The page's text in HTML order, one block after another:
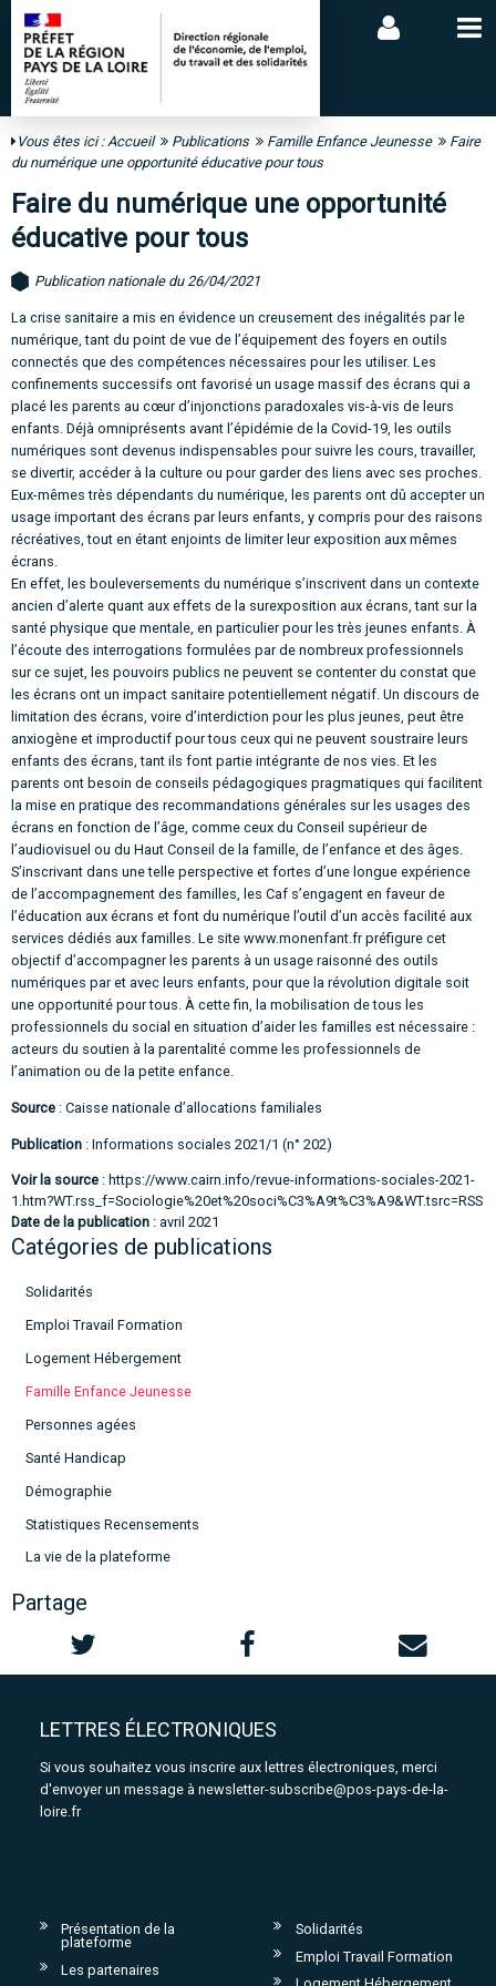
Vous êtes ici :Accueil Publications Famille Enfance Jeunesse
Faire
du numérique une opportunité éducative pour tous
Faire du numérique une opportunité
éducative pour tous
Publication nationale du 26/04/2021
La crise sanitaire a mis en évidence un creusement des inégalités par le
numérique, tant du point de vue de l’équipement des foyers en outils
connectés que des compétences nécessaires pour les utiliser. Les
confinements successifs ont favorisé un usage massif des écrans qui a
placé les parents au cœur d’injonctions paradoxales vis-à-vis de leurs
enfants. Déjà omniprésents avant l’épidémie de la Covid-19, les outils
numériques sont devenus indispensables pour suivre les cours, travailler,
se divertir, accéder à la culture ou pour garder des liens avec ses proches.
Eux-mêmes très dépendants du numérique, les parents ont dû accepter un
usage important des écrans par leurs enfants, y compris pour des raisons
récréatives, tout en étant enjoints de limiter leur exposition aux mêmes
écrans.
En effet, les bouleversements du numérique s’inscrivent dans un contexte
ancien d’alerte quant aux effets de la surexposition aux écrans, tant sur la
santé physique que mentale, en particulier pour les très jeunes enfants. À
l’écoute des interrogations formulées par de nombreux professionnels
sur ce sujet, les pouvoirs publics ne peuvent se contenter du constat que
les écrans ont un impact sanitaire potentiellement négatif. Un discours de
limitation des écrans, voire d’interdiction pour les plus jeunes, peut être
anxiogène et improductif pour tous ceux qui ne peuvent soustraire leurs
enfants des écrans, tant ils font partie intégrante de nos vies. Et les
parents ont besoin de conseils pédagogiques pragmatiques qui facilitent
la mise en pratique des recommandations générales sur les usages des
écrans en fonction de l’âge, comme ceux du Conseil supérieur de
l’audiovisuel ou du Haut Conseil de la famille, de l’enfance et des âges.
S’inscrivant dans une telle perspective et fortes d’une longue expérience
de l’accompagnement des familles, les Caf s’engagent en faveur de
l’éducation aux écrans et font du numérique l’outil d’un accès facilité aux
services dédiés aux familles. Le site www.monenfant.frpréfigure cet
objectif d’accompagner les parents à un usage raisonné des outils
numériques par et avec leurs enfants, pour que la révolution digitale soit
une opportunité pour tous. À cette fin, la mobilisation de tous les
professionnels du social en situation d’aider les familles est nécessaire :
acteurs du soutien à la parentalité comme les professionnels de
l’animation ou de la petite enfance.
Source : Caisse nationale d’allocations familiales
Publication : Informations sociales 2021/1 (n° 202)
Voir la source : https://www.cairn.info/revue-informations-sociales-2021-
1.htm?WT.rss_f=Sociologie%20et%20soci%C3%A9t%C3%A9&WT.tsrc=RSS
Date de la publication : avril 2021
Catégories de publications
Solidarités
Emploi Travail Formation
Logement Hébergement
Famille Enfance Jeunesse
Personnes agées
Santé Handicap
Démographie
Statistiques Recensements
La vie de la plateforme
Partage
LETTRES ÉLECTRONIQUES
Si vous souhaitez vous inscrire aux lettres électroniques, merci
d'envoyer un message à newsletter-subscribe@pos-pays-de-la-
loire.fr
Présentation de la
plateforme
Les partenaires
Solidarités
Emploi Travail Formation